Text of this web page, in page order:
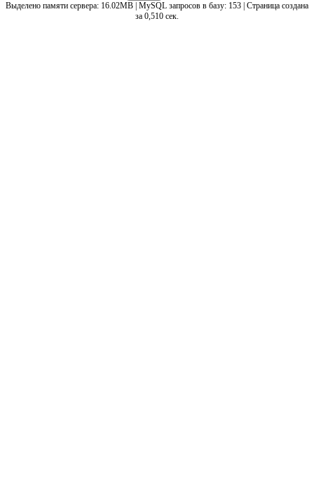
Выделено памяти сервера: 16.02MB | MySQL запросов в базу: 153 | Страница создана
за 0,510 сек.